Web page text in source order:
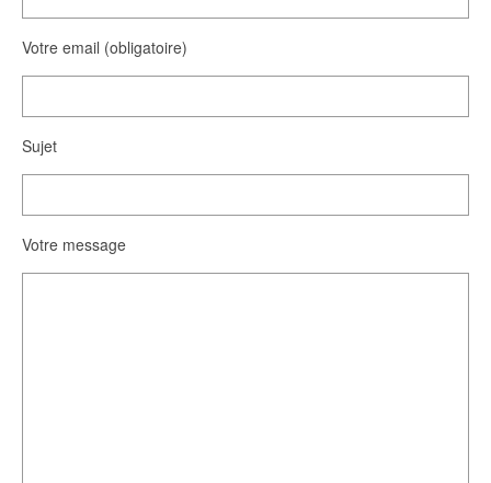
Votre email (obligatoire)
Sujet
Votre message